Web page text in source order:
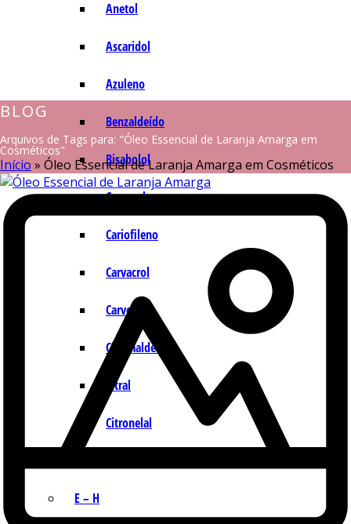
Anetol
Ascaridol
Azuleno
Benzaldeído
Bisabolol
Camazuleno
Cariofileno
Carvacrol
Carvona
Cinamaldeído
Citral
Citronelal
E – H
BLOG
Arquivos de Tags para: "Óleo Essencial de Laranja Amarga em
Cosméticos"
Início » Óleo Essencial de Laranja Amarga em Cosméticos